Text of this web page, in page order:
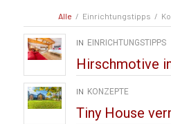
Alle / Einrichtungstipps /
IN EINRICHTUNGSTIPPS
Hirschmotive
IN KONZEPTE
Tiny House